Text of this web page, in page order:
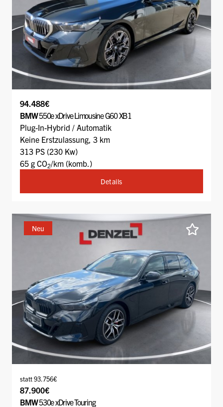
94.488€
BMW550e xDrive Limousine G60 XB1
Plug-In-Hybrid / Automatik
Keine Erstzulassung, 3 km
313 PS (230 Kw)
65 g CO2/km (komb.)
Details
Neu
statt 93.756€
87.900€
BMW530e xDrive Touring